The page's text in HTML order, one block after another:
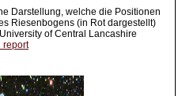
Darstellung, welche die Positionen
Riesenbogens (in Rot dargestellt)
of Central Lancashire
report